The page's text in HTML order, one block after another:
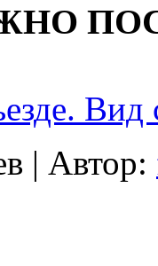
Вид
| Автор: